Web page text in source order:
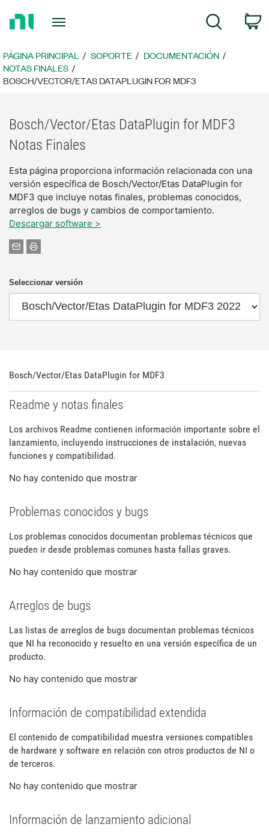
página
principal
Búsqueda
PÁGINA PRINCIPAL SOPORTE
DOCUMENTACIÓN
NOTAS FINALES
BOSCH/VECTOR/ETAS DATAPLUGIN FOR MDF3
Bosch/Vector/Etas DataPlugin for MDF3
Notas Finales
Esta página proporciona información relacionada con una
versión específica de Bosch/Vector/Etas DataPlugin for
MDF3 que incluye notas finales, problemas conocidos,
arreglos de bugs y cambios de comportamiento.
Descargar software >
Seleccionar versión
Bosch/Vector/Etas DataPlugin for MDF3
Readme y notas finales
Los archivos Readme contienen información importante sobre el
lanzamiento, incluyendo instrucciones de instalación, nuevas
funciones y compatibilidad.
No hay contenido que mostrar
Problemas conocidos y bugs
Los problemas conocidos documentan problemas técnicos que
pueden ir desde problemas comunes hasta fallas graves.
No hay contenido que mostrar
Arreglos de bugs
Las listas de arreglos de bugs documentan problemas técnicos
que NI ha reconocido y resuelto en una versión específica de un
producto.
No hay contenido que mostrar
Información de compatibilidad extendida
El contenido de compatibilidad muestra versiones compatibles
de hardware y software en relación con otros productos de NI o
de terceros.
No hay contenido que mostrar
Información de lanzamiento adicional